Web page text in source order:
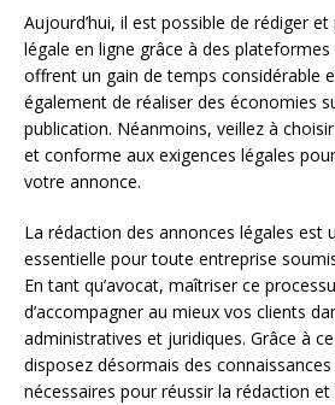
Aujourd’hui, il est possible de rédiger
légale en ligne grâce à des plateformes
offrent un gain de temps considérable
également de réaliser des économies
publication. Néanmoins, veillez à
et conforme aux exigences légales
votre annonce.
La rédaction des annonces légales est
essentielle pour toute entreprise
En tant qu’avocat, maîtriser ce
d’accompagner au mieux vos clients
administratives et juridiques. Grâce à
disposez désormais des
nécessaires pour réussir la rédaction